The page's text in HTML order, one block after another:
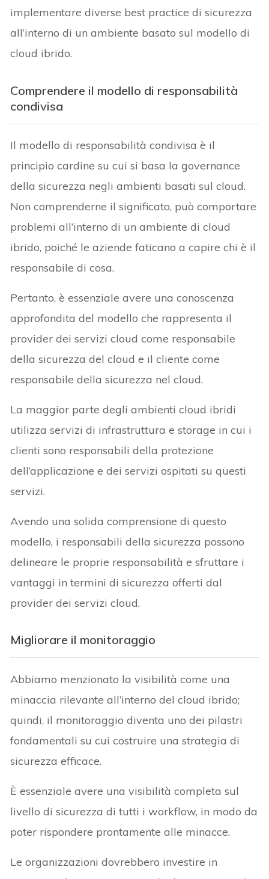
implementare diverse best practice di sicurezza
all’interno di un ambiente basato sul modello di
cloud ibrido.
Comprendere il modello di responsabilità
condivisa
Il modello di responsabilità condivisa è il
principio cardine su cui si basa la governance
della sicurezza negli ambienti basati sul cloud.
Non comprenderne il significato, può comportare
problemi all’interno di un ambiente di cloud
ibrido, poiché le aziende faticano a capire chi è il
responsabile di cosa.
Pertanto, è essenziale avere una conoscenza
approfondita del modello che rappresenta il
provider dei servizi cloud come responsabile
della sicurezza del cloud e il cliente come
responsabile della sicurezza nel cloud.
La maggior parte degli ambienti cloud ibridi
utilizza servizi di infrastruttura e storage in cui i
clienti sono responsabili della protezione
dell’applicazione e dei servizi ospitati su questi
servizi.
Avendo una solida comprensione di questo
modello, i responsabili della sicurezza possono
delineare le proprie responsabilità e sfruttare i
vantaggi in termini di sicurezza offerti dal
provider dei servizi cloud.
Migliorare il monitoraggio
Abbiamo menzionato la visibilità come una
minaccia rilevante all’interno del cloud ibrido;
quindi, il monitoraggio diventa uno dei pilastri
fondamentali su cui costruire una strategia di
sicurezza efficace.
È essenziale avere una visibilità completa sul
livello di sicurezza di tutti i workflow, in modo da
poter rispondere prontamente alle minacce.
Le organizzazioni dovrebbero investire in